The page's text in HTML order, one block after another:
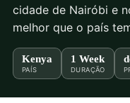
cidade de Nairóbi e
melhor que o país
Kenya
PAÍS
1 Week
DURAÇÃO